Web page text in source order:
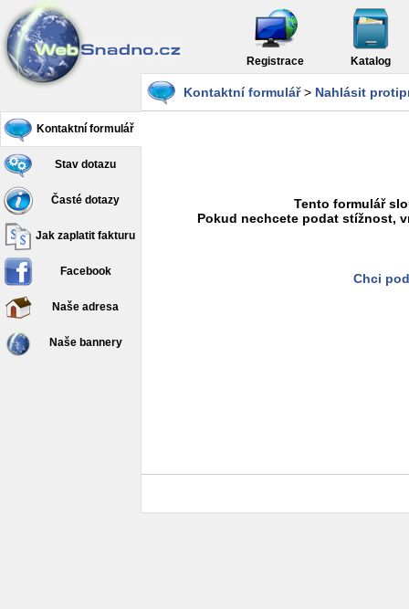
Registrace Katalog
Kontaktní formulář
Stav dotazu
Časté dotazy
Jak zaplatit fakturu
Facebook
Naše adresa
Naše bannery
Kontaktní formulář> Nahlásit
Tento formulář
Pokud nechcete podat stížnost,
Chci